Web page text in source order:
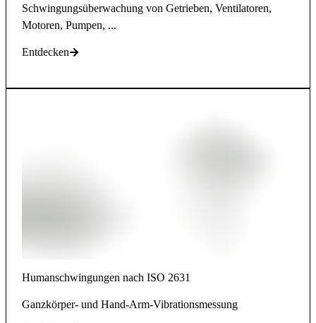
Schwingungsüberwachung von Getrieben, Ventilatoren,
Motoren, Pumpen, ...
Entdecken
Humanschwingungen nach ISO 2631
Ganzkörper- und Hand-Arm-Vibrationsmessung